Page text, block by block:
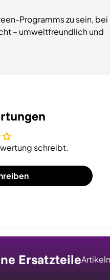
Programms zu sein, bei
– umweltfreundlich und
schreibt.
Ersatzteile